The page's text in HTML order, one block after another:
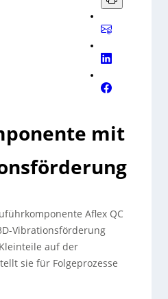
mit
Aflex QC
Vibrationsförderung
auf der
sie für Folgeprozesse